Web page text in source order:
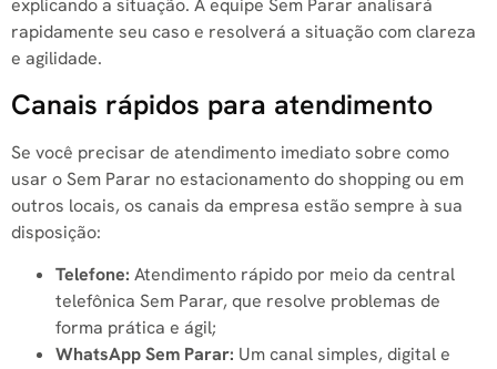
explicando a situação. A equipe Sem Parar analisará
rapidamente seu caso e resolverá a situação com clareza
e agilidade.
Canais rápidos para atendimento
Se você precisar de atendimento imediato sobre como
usar o Sem Parar no estacionamento do shopping ou em
outros locais, os canais da empresa estão sempre à sua
disposição:
Telefone: Atendimento rápido por meio da central
telefônica Sem Parar, que resolve problemas de
forma prática e ágil;
WhatsApp Sem Parar: Um canal simples, digital e